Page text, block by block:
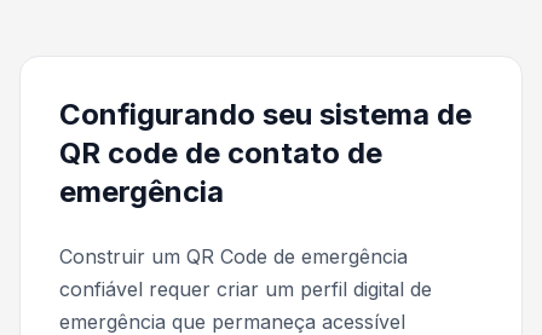
Configurando seu sistema de
QR code de contato de
emergência
Construir um QR Code de emergência
confiável requer criar um perfil digital de
emergência que permaneça acessível